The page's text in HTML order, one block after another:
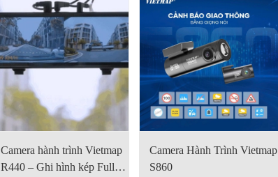
Camera hành trình Vietmap
R440 – Ghi hình kép Full
Camera Hành Trình Vietmap
S860